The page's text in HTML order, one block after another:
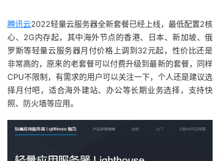
腾讯云2022轻量云服务器全新套餐已经上线，最低配置2核
心、2G内存起，其中海外节点的香港、日本、新加坡、俄
罗斯等轻量云服务器月付价格上调到32元起，性价比还是
非常高的，原来的老套餐可以付费升级到最新的套餐，同样
CPU不限制，有需求的用户可以关注一下，个人还是建议选
择月付吧，适合海外建站、办公等长期业务选择，支持快
照、防火墙等应用。